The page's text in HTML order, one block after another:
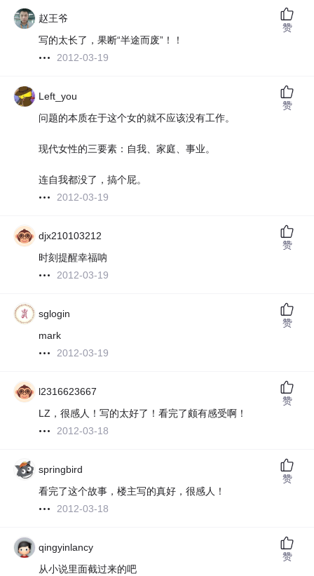
赵王爷
写的太长了，果断“半途而废”！！
2012-03-19
赞
Left_you
问题的本质在于这个女的就不应该没有工作。
现代女性的三要素：自我、家庭、事业。
连自我都没了，搞个屁。
2012-03-19
赞
djx210103212
时刻提醒幸福呐
2012-03-19
赞
sglogin
mark
2012-03-19
赞
l2316623667
LZ，很感人！写的太好了！看完了颇有感受啊！
2012-03-18
赞
springbird
看完了这个故事，楼主写的真好，很感人！
2012-03-18
赞
qingyinlancy
从小说里面截过来的吧
赞